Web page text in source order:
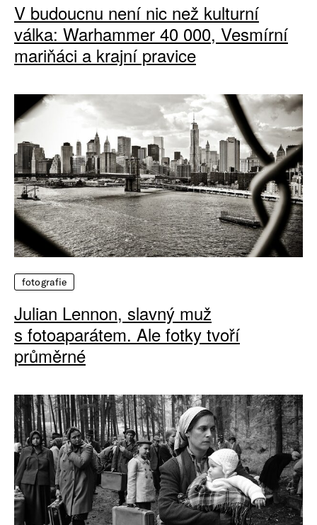
V budoucnu není nic než kulturní
válka: Warhammer 40 000, Vesmírní
mariňáci a krajní pravice
fotografie
Julian Lennon, slavný muž
s fotoaparátem. Ale fotky tvoří
průměrné